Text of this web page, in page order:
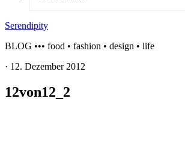
Serendipity
BLOG ••• food • fashion • design • life
· 12. Dezember 2012
12von12_2